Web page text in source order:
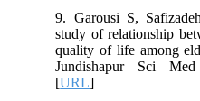
9. Garousi S,
study of relationship
quality of life among
Jundishapur Sci
[URL